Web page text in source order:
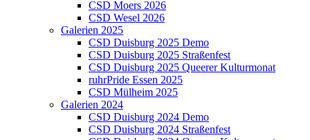
CSD Moers 2026
CSD Wesel 2026
Galerien 2025
CSD Duisburg 2025 Demo
CSD Duisburg 2025 Straßenfest
CSD Duisburg 2025 Queerer Kulturmonat
ruhrPride Essen 2025
CSD Mülheim 2025
Galerien 2024
CSD Duisburg 2024 Demo
CSD Duisburg 2024 Straßenfest